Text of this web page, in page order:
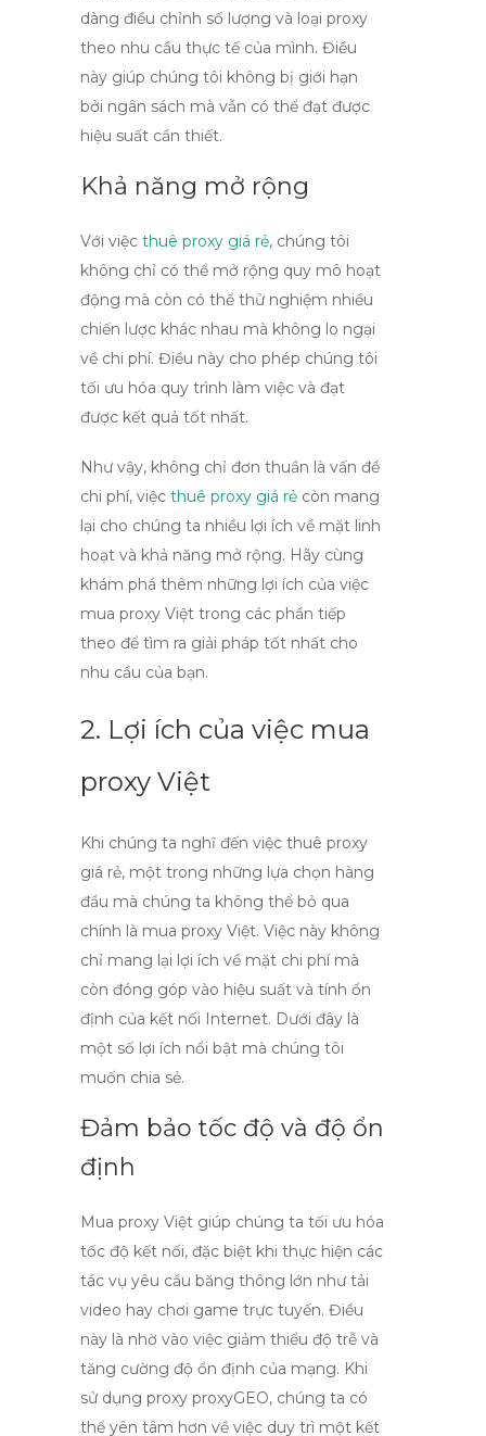
dàng điều chỉnh số lượng và loại proxy
theo nhu cầu thực tế của mình. Điều
này giúp chúng tôi không bị giới hạn
bởi ngân sách mà vẫn có thể đạt được
hiệu suất cần thiết.
Khả năng mở rộng
Với việc thuê proxy giá rẻ, chúng tôi
không chỉ có thể mở rộng quy mô hoạt
động mà còn có thể thử nghiệm nhiều
chiến lược khác nhau mà không lo ngại
về chi phí. Điều này cho phép chúng tôi
tối ưu hóa quy trình làm việc và đạt
được kết quả tốt nhất.
Như vậy, không chỉ đơn thuần là vấn đề
chi phí, việc thuê proxy giá rẻ còn mang
lại cho chúng ta nhiều lợi ích về mặt linh
hoạt và khả năng mở rộng. Hãy cùng
khám phá thêm những lợi ích của việc
mua proxy Việt trong các phần tiếp
theo để tìm ra giải pháp tốt nhất cho
nhu cầu của bạn.
2. Lợi ích của việc mua
proxy Việt
Khi chúng ta nghĩ đến việc thuê proxy
giá rẻ, một trong những lựa chọn hàng
đầu mà chúng ta không thể bỏ qua
chính là mua proxy Việt. Việc này không
chỉ mang lại lợi ích về mặt chi phí mà
còn đóng góp vào hiệu suất và tính ổn
định của kết nối Internet. Dưới đây là
một số lợi ích nổi bật mà chúng tôi
muốn chia sẻ.
Đảm bảo tốc độ và độ ổn
định
Mua proxy Việt giúp chúng ta tối ưu hóa
tốc độ kết nối, đặc biệt khi thực hiện các
tác vụ yêu cầu băng thông lớn như tải
video hay chơi game trực tuyến. Điều
này là nhờ vào việc giảm thiểu độ trễ và
tăng cường độ ổn định của mạng. Khi
sử dụng proxy proxyGEO, chúng ta có
thể yên tâm hơn về việc duy trì một kết